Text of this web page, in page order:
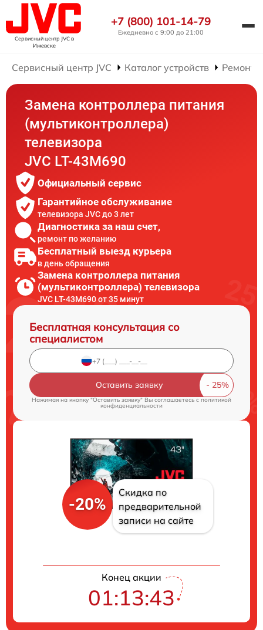
Сервисный центр JVCв
Ижевске
+7 (800) 101-14-79
Ежедневно с 9:00 до 21:00
Сервисный центр JVC Каталог устройств Ремонт
Замена контроллера питания
(мультиконтроллера)
телевизора
JVC LT-43M690
Официальный сервис
Гарантийное обслуживание
телевизора JVC до 3 лет
Диагностика за наш счет,
ремонт по желанию
Бесплатный выезд курьера
в день обращения
Замена контроллера питания
(мультиконтроллера) телевизора
JVC LT-43M690 от 35 минут
Бесплатная консультация со
специалистом
Оставить заявку
Нажимая на кнопку "Оставить заявку" Вы соглашаетесь cполитикой
конфиденциальности
-20%
Скидка по
предварительной
записи на сайте
Конец акции
01:13:42